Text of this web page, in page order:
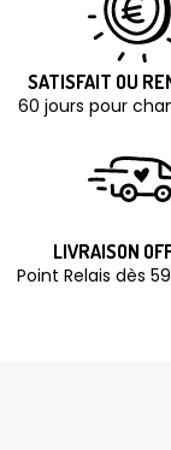
SATISFAIT OU
60 jours pour
LIVRAISON
Point Relais dès